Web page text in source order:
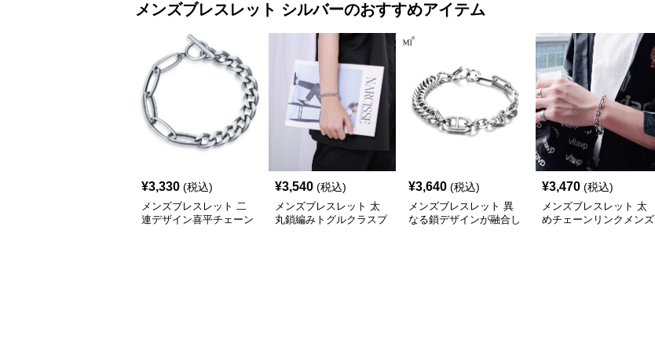
メンズブレスレット シルバーのおすすめアイテム
¥3,330 (税込)
メンズブレスレット 二
連デザイン喜平チェーン
¥3,540 (税込)
メンズブレスレット 太
丸鎖編みトグルクラスプ
¥3,640 (税込)
メンズブレスレット 異
なる鎖デザインが融合し
¥3,470 (税込)
メンズブレスレット 太
めチェーンリンクメンズ